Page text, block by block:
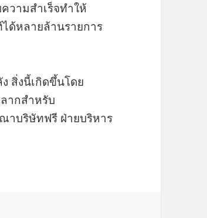
วามสำเร็จทำให้
ด้หลายล้านรายการ
สิ่งนี้เกิดขึ้นโดย
ากสำหรับ
าบริษัทฟรี ฝ่ายบริหาร